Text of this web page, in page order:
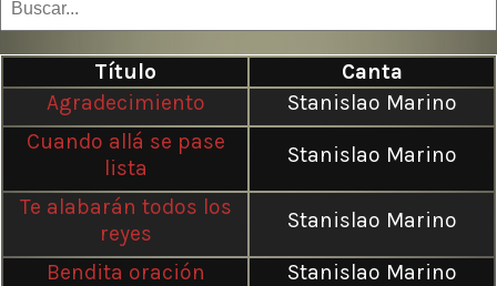
Título
Canta
Agradecimiento
Stanislao Marino
Cuando allá se pase
lista
Stanislao Marino
Te alabarán todos los
reyes
Stanislao Marino
Bendita oración
Stanislao Marino